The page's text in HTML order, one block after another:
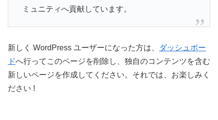
ミュニティへ貢献しています。
新しく WordPress ユーザーになった方は、
ダッシュボー
ドへ行ってこのページを削除し、独自のコンテンツを含む
新しいページを作成してください。それでは、お楽しみく
ださい !